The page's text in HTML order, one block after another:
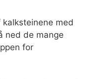
med
ned de mange
for